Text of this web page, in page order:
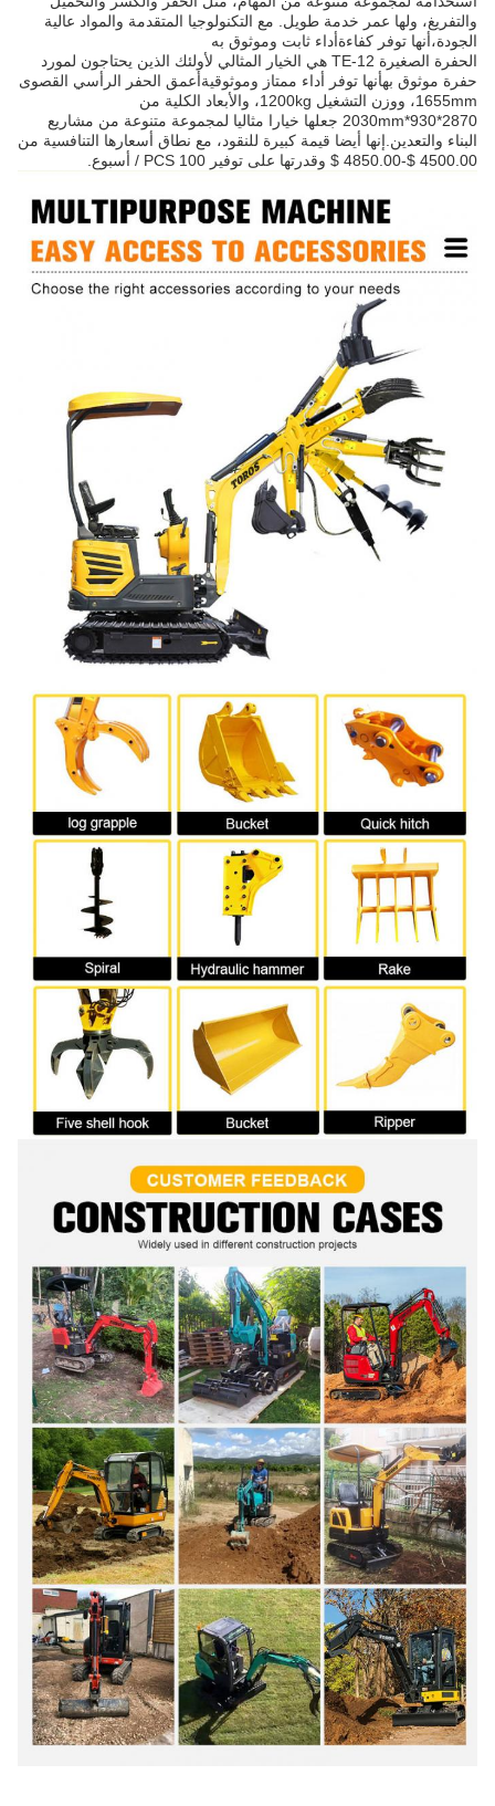
والتفريغ، ولها عمر خدمة طويل. مع التكنولوجيا المتقدمة والمواد عالية
الجودة،أنها توفر كفاءةأداء ثابت وموثوق به
الحفرة الصغيرة TE-12 هي الخيار المثالي لأولئك الذين يحتاجون لمورد
حفرة موثوق بهأنها توفر أداء ممتاز وموثوقيةأعمق الحفر الرأسي القصوى
1655mm، ووزن التشغيل 1200kg، والأبعاد الكلية من
2870*930*2030mm جعلها خيارا مثاليا لمجموعة متنوعة من مشاريع
البناء والتعدين.إنها أيضا قيمة كبيرة للنقود، مع نطاق أسعارها التنافسية من
4500.00 $-4850.00 $ وقدرتها على توفير 100 PCS / أسبوع.